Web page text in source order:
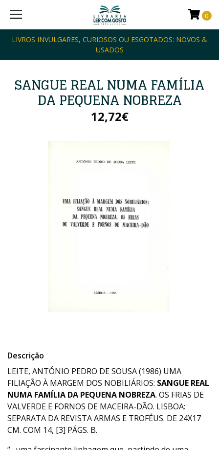
LIVROS INVULGARES, CURIOSOS OU ESGOTADOS: NOVOS &
USADOS
0
SANGUE REAL NUMA FAMÍLIA
DA PEQUENA NOBREZA
12,72€
Descrição
LEITE, ANTÓNIO PEDRO DE SOUSA (1986) UMA
FILIAÇÃO À MARGEM DOS NOBILIÁRIOS: SANGUE REAL
NUMA FAMÍLIA DA PEQUENA NOBREZA. OS FRIAS DE
VALVERDE E FORNOS DE MACEIRA-DÃO. LISBOA:
SEPARATA DA REVISTA ARMAS E TROFÉUS. DE 24X17
CM. COM 14, [3] PÁGS. B.